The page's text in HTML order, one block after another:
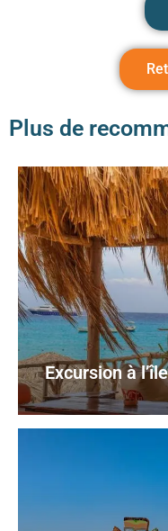
Plus de
Excursion à